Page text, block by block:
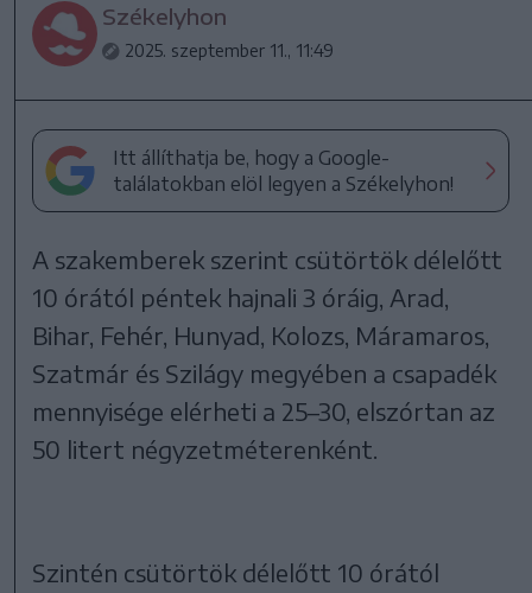
Székelyhon
2025. szeptember 11., 11:49
Itt állíthatja be, hogy a Google-
találatokban elöl legyen a Székelyhon!
A szakemberek szerint csütörtök délelőtt
10 órától péntek hajnali 3 óráig, Arad,
Bihar, Fehér, Hunyad, Kolozs, Máramaros,
Szatmár és Szilágy megyében a csapadék
mennyisége elérheti a 25–30, elszórtan az
50 litert négyzetméterenként.
Szintén csütörtök délelőtt 10 órától